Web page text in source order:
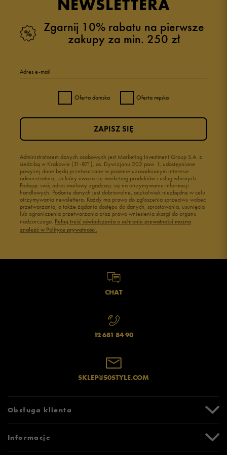
NEWSLETTERA
Zgarnij 10% rabatu na pierwsze
zakupy za min. 250 zł
Adres e-mail
Oferta damska Oferta męska
Administratorem danych osobowych jest Marketing Investment Group S.A. z
siedzibą w Krakowie (31-871), os. Dywizjonu 303 paw. 1, udostępnione
powyżej dane będą przetwarzane w prawnie uzasadnionym interesie
administratora, za który uważa się marketing produktów i usług własnych.
Podając swój adres mailowy zgadzasz się na otrzymywanie informacji
handlowych. Podanie danych jest dobrowolne, aczkolwiek niezbędne w celu
otrzymywania newslettera. Każdy ma prawo do zgłoszenia sprzeciwu wobec
przetwarzania, a także żądania dostępu do danych, sprostowania, usunięcia
lub ograniczenia przetwarzania oraz prawo wniesienia skargi do organu
nadzorczego. Pełną treść oświadczenia o ochronie prywatności można
znaleźć w Polityce prywatności.
ZAPISZ SIĘ
CHAT
12 681 84 90
SKLEP@50STYLE.COM
Obsługa klienta
Zwroty i reklamacje
Informacje